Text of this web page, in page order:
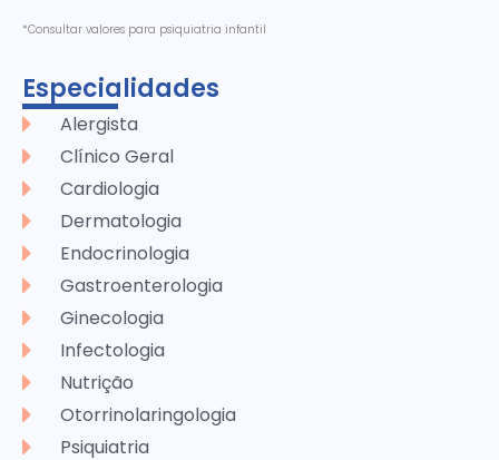
*Consultar valores para psiquiatria infantil
Especialidades
Alergista
Clínico Geral
Cardiologia
Dermatologia
Endocrinologia
Gastroenterologia
Ginecologia
Infectologia
Nutrição
Otorrinolaringologia
Psiquiatria